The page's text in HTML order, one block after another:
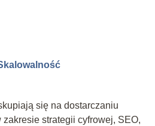
się na dostarczaniu
zakresie strategii cyfrowej, SEO,